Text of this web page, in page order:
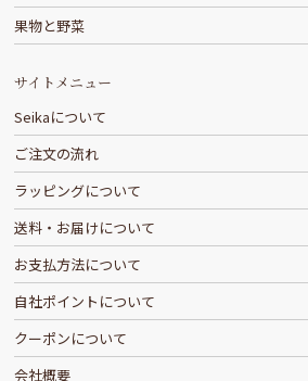
果物と野菜
サイトメニュー
Seikaについて
ご注文の流れ
ラッピングについて
送料・お届けについて
お支払方法について
自社ポイントについて
クーポンについて
会社概要